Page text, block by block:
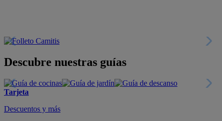
Descubre nuestras guías
Tarjeta
Descuentos y más